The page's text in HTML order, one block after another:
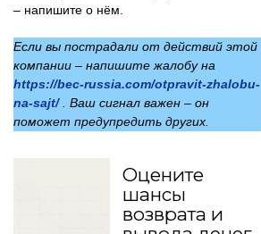
– напишите о нём.
Если вы пострадали от действий этой
компании – напишите жалобу на
https://bec-russia.com/otpravit-zhalobu-
na-sajt/
. Ваш сигнал важен – он
поможет предупредить других.
Оцените
шансы
возврата и